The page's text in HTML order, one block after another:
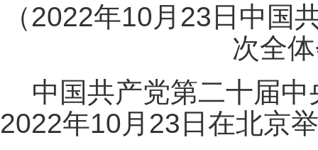
（2022年10月23日中国
次全
中国共产党第二十届
2022年10月23日在北京